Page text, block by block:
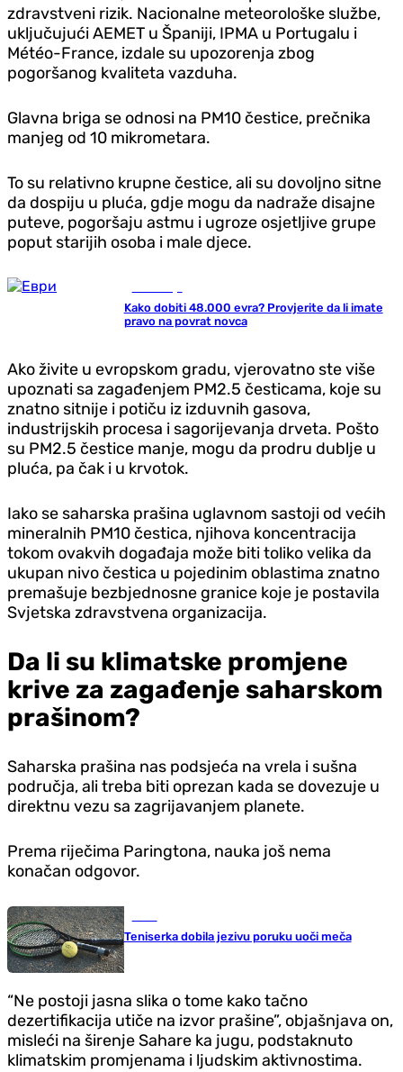
zdravstveni rizik. Nacionalne meteorološke službe,
uključujući AEMET u Španiji, IPMA u Portugalu i
Météo-France, izdale su upozorenja zbog
pogoršanog kvaliteta vazduha.
Glavna briga se odnosi na PM10 čestice, prečnika
manjeg od 10 mikrometara.
To su relativno krupne čestice, ali su dovoljno sitne
da dospiju u pluća, gdje mogu da nadraže disajne
puteve, pogoršaju astmu i ugroze osjetljive grupe
poput starijih osoba i male djece.
Kako dobiti 48.000 evra? Provjerite da li imate
pravo na povrat novca
Ako živite u evropskom gradu, vjerovatno ste više
upoznati sa zagađenjem PM2.5 česticama, koje su
znatno sitnije i potiču iz izduvnih gasova,
industrijskih procesa i sagorijevanja drveta. Pošto
su PM2.5 čestice manje, mogu da prodru dublje u
pluća, pa čak i u krvotok.
Iako se saharska prašina uglavnom sastoji od većih
mineralnih PM10 čestica, njihova koncentracija
tokom ovakvih događaja može biti toliko velika da
ukupan nivo čestica u pojedinim oblastima znatno
premašuje bezbjednosne granice koje je postavila
Svjetska zdravstvena organizacija.
Da li su klimatske promjene
krive za zagađenje saharskom
prašinom?
Saharska prašina nas podsjeća na vrela i sušna
područja, ali treba biti oprezan kada se dovezuje u
direktnu vezu sa zagrijavanjem planete.
Prema riječima Paringtona, nauka još nema
konačan odgovor.
Teniserka dobila jezivu poruku uoči meča
“Ne postoji jasna slika o tome kako tačno
dezertifikacija utiče na izvor prašine”, objašnjava on,
misleći na širenje Sahare ka jugu, podstaknuto
klimatskim promjenama i ljudskim aktivnostima.